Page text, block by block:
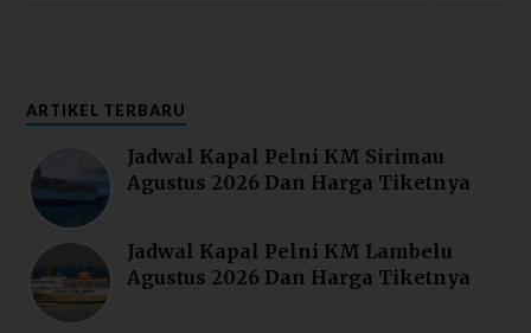
ARTIKEL TERBARU
Jadwal Kapal Pelni KM Sirimau
Agustus 2026 Dan Harga Tiketnya
Jadwal Kapal Pelni KM Lambelu
Agustus 2026 Dan Harga Tiketnya